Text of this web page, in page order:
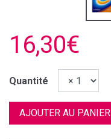
16,30€
Quantité
AJOUTER AU PANIER